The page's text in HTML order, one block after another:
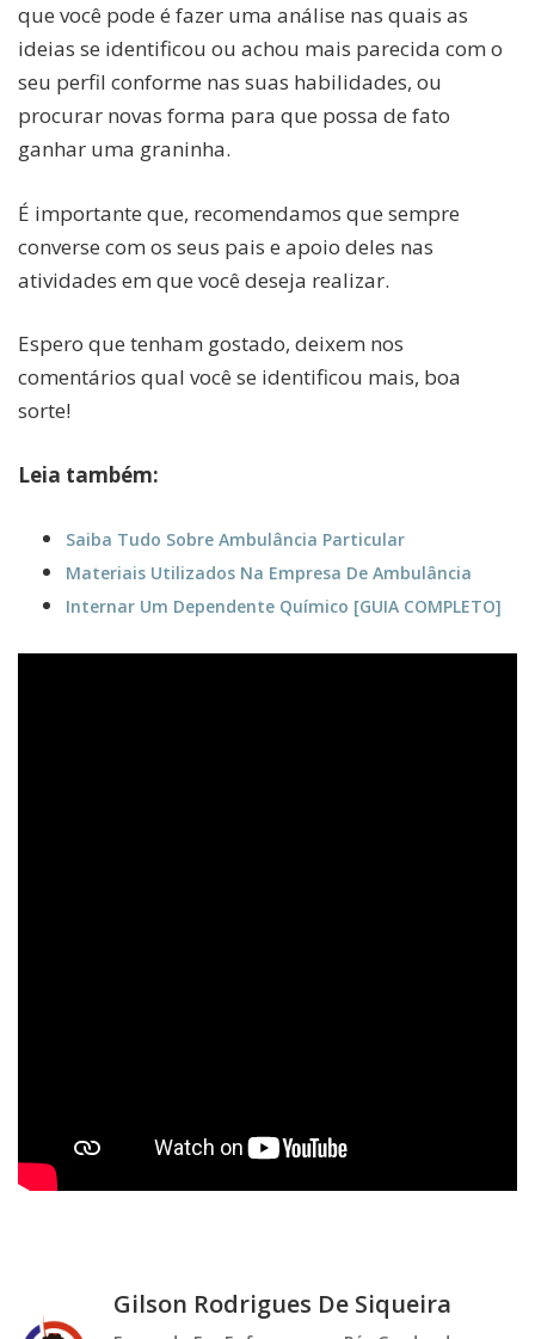
que você pode é fazer uma análise nas quais as
ideias se identificou ou achou mais parecida com o
seu perfil conforme nas suas habilidades, ou
procurar novas forma para que possa de fato
ganhar uma graninha.
É importante que, recomendamos que sempre
converse com os seus pais e apoio deles nas
atividades em que você deseja realizar.
Espero que tenham gostado, deixem nos
comentários qual você se identificou mais, boa
sorte!
Leia também:
Saiba Tudo Sobre Ambulância Particular
Materiais Utilizados Na Empresa De Ambulância
Internar Um Dependente Químico [GUIA COMPLETO]
Gilson Rodrigues De Siqueira